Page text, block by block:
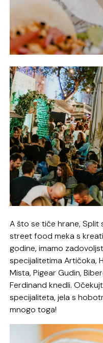
A što se tiče hrane,
street food meka s
godine, imamo
specijalitetima Artičoka,
Mista, Pigear Gudin,
Ferdinand knedli.
specijaliteta, jela s
mnogo toga!